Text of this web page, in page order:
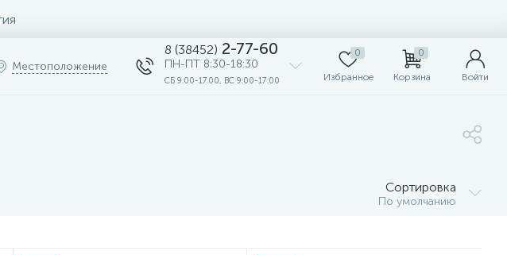
Местоположение
8 (38452) 2-77-60
ПН-ПТ 8:30-18:30
СБ 9:00-17.00, ВС 9:00-17:00
0
Избранное
0
Корзина Войти
Сортировка
По умолчанию